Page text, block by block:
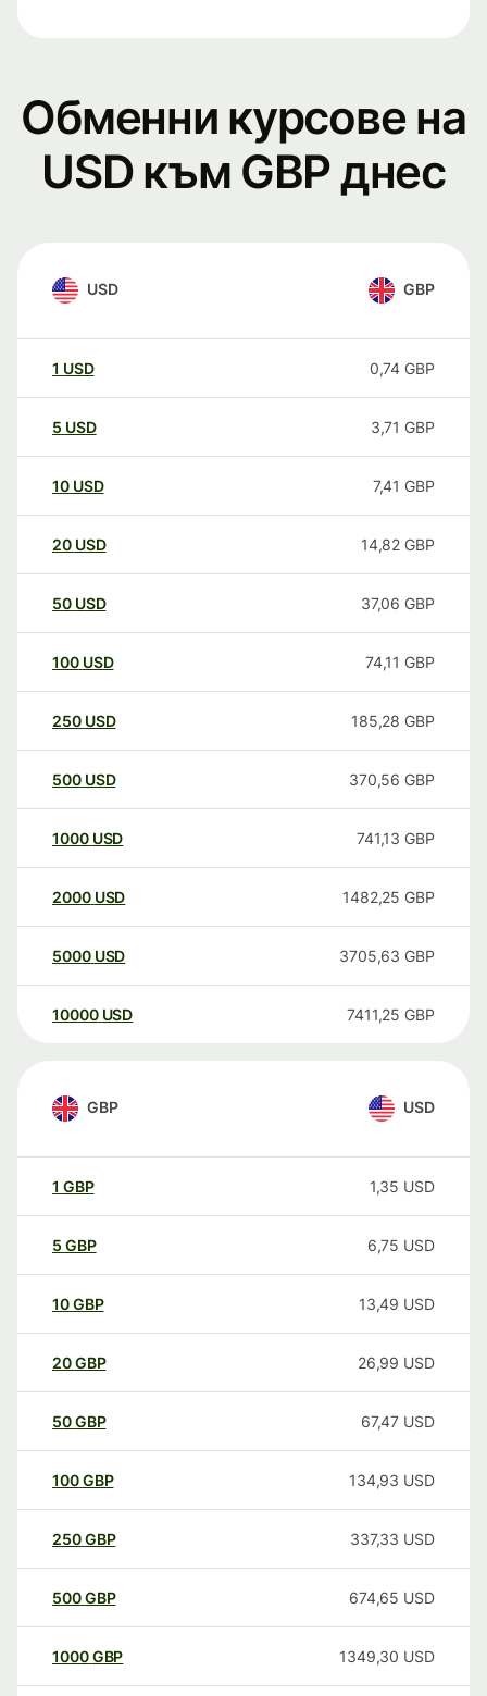
Обменни курсове на
USD към GBP днес
USD GBP
1 USD 0,74 GBP
5 USD 3,71 GBP
10 USD 7,41 GBP
20 USD 14,82 GBP
50 USD 37,06 GBP
100 USD 74,11 GBP
250 USD 185,28 GBP
500 USD 370,56 GBP
1000 USD 741,13 GBP
2000 USD 1482,25 GBP
5000 USD 3705,63 GBP
10000 USD 7411,25 GBP
GBP USD
1 GBP 1,35 USD
5 GBP 6,75 USD
10GBP 13,49 USD
20GBP 26,99 USD
50GBP 67,47 USD
100GBP 134,93 USD
250GBP 337,33 USD
500GBP 674,65 USD
1000GBP 1349,30 USD